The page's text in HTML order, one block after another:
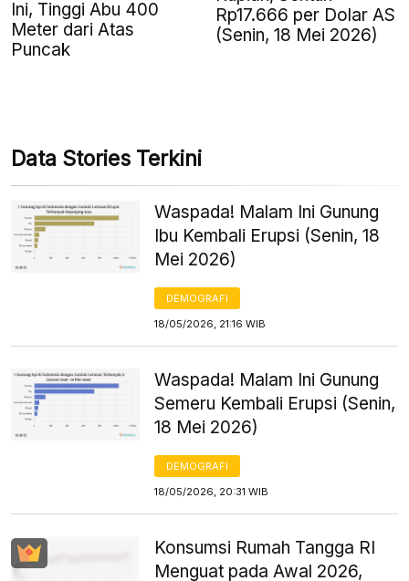
Ini, Tinggi Abu 400
Meter dari Atas
Puncak
Rp17.666 per Dolar AS
(Senin, 18 Mei 2026)
Data Stories Terkini
Waspada! Malam Ini Gunung
Ibu Kembali Erupsi (Senin, 18
Mei 2026)
DEMOGRAFI
18/05/2026, 21:16 WIB
Waspada! Malam Ini Gunung
Semeru Kembali Erupsi (Senin,
18 Mei 2026)
DEMOGRAFI
18/05/2026, 20:31 WIB
Konsumsi Rumah Tangga RI
Menguat pada Awal 2026,